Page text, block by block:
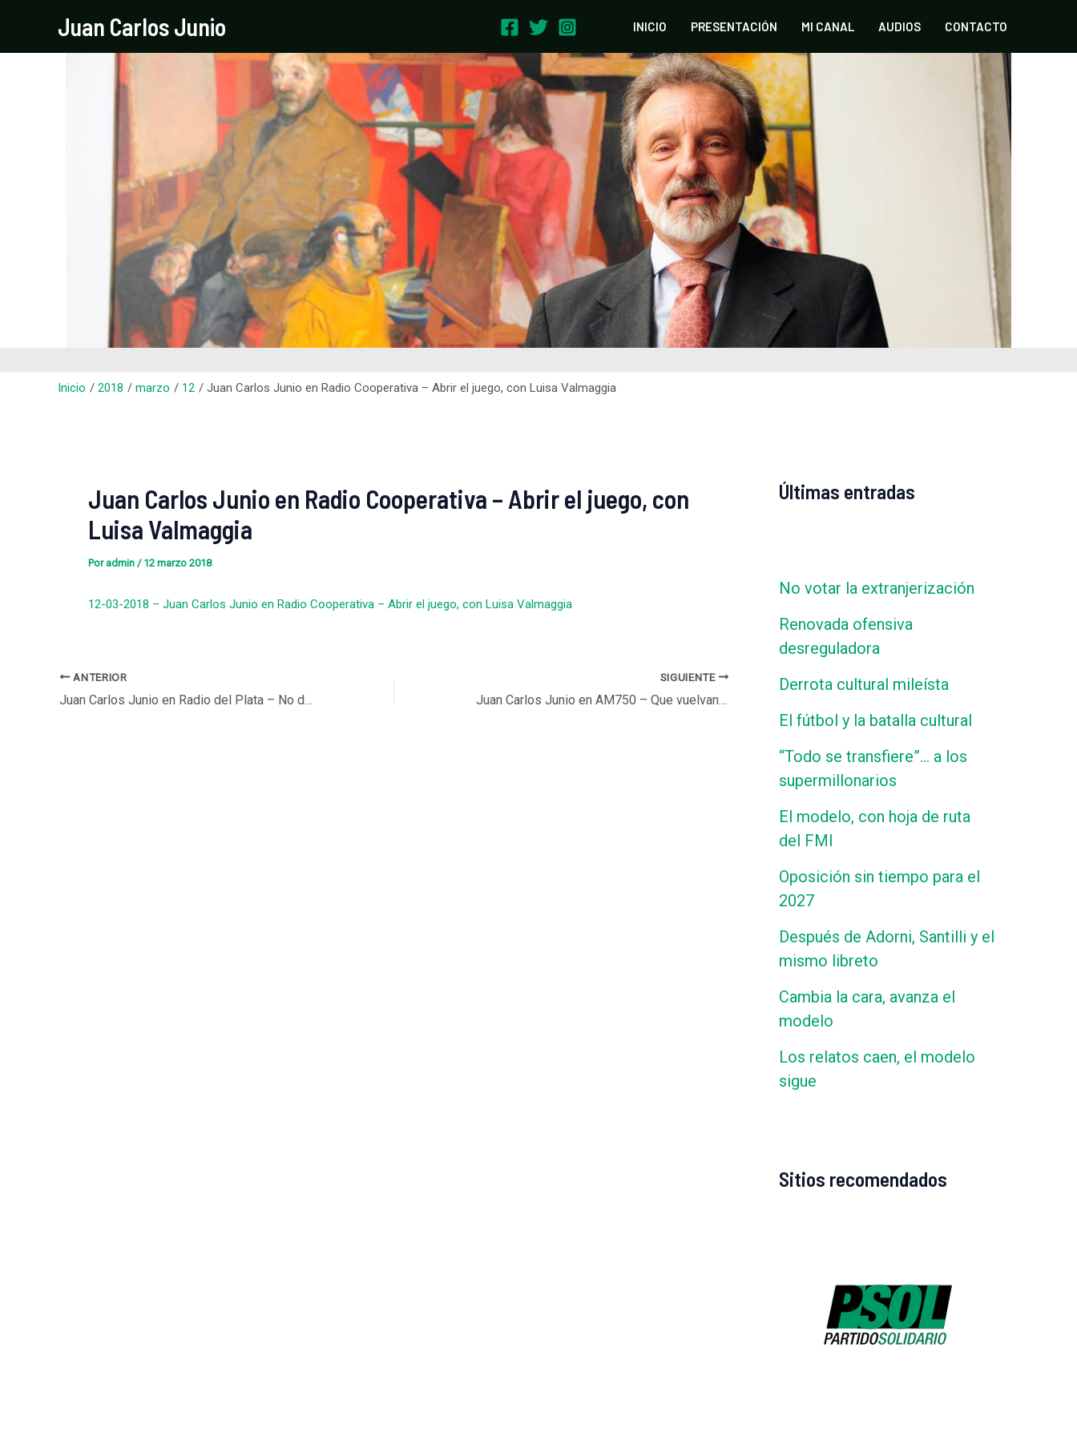
Juan Carlos Junio INICIO PRESENTACIÓN MI CANAL AUDIOS CONTACTO
Inicio 2018 marzo 12 Juan Carlos Junio en Radio Cooperativa – Abrir el juego, con Luisa Valmaggia
Juan Carlos Junio en Radio Cooperativa – Abrir el juego, con
Luisa Valmaggia
Por admin / 12 marzo 2018
12-03-2018 – Juan Carlos Junio en Radio Cooperativa – Abrir el juego, con Luisa Valmaggia
de
ANTERIOR
Juan Carlos Junio en Radio del Plata – No digas tal vez, con Pablo Caruso y Natalia Stoppani
SIGUIENTE
Juan Carlos Junio en AM750 – Que vuelvan las ideas, con Pablo Caruso, Luis Pablo Giniger y Paula Sabatés
Últimas entradas
No votar la extranjerización
Renovada ofensiva
desreguladora
Derrota cultural mileísta
El fútbol y la batalla cultural
“Todo se transfiere”… a los
supermillonarios
El modelo, con hoja de ruta
del FMI
Oposición sin tiempo para el
2027
Después de Adorni, Santilli y el
mismo libreto
Cambia la cara, avanza el
modelo
Los relatos caen, el modelo
sigue
Sitios recomendados